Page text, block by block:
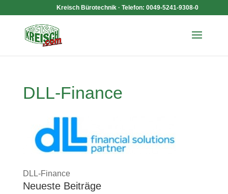
Kreisch Bürotechnik · Telefon: 0049-5241-9308-0
DLL-Finance
DLL-Finance
Neueste Beiträge